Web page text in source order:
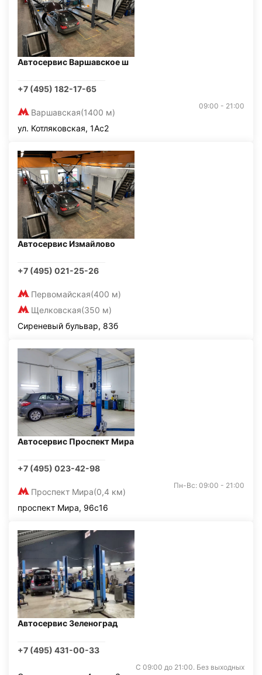
Автосервис Варшавское ш
+7 (495) 182-17-65
Варшавская(1400 м)
09:00 - 21:00
ул. Котляковская, 1Ас2
Автосервис Измайлово
+7 (495) 021-25-26
Первомайская(400 м)
Щелковская(350 м)
Сиреневый бульвар, 83б
Автосервис Проспект Мира
+7 (495) 023-42-98
Проспект Мира(0,4 км)
Пн-Вс: 09:00 - 21:00
проспект Мира, 96с16
Автосервис Зеленоград
+7 (495) 431-00-33
С 09:00 до 21:00. Без выходных